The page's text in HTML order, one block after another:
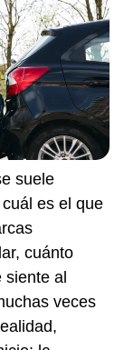
suele
es el que
cuánto
siente al
veces